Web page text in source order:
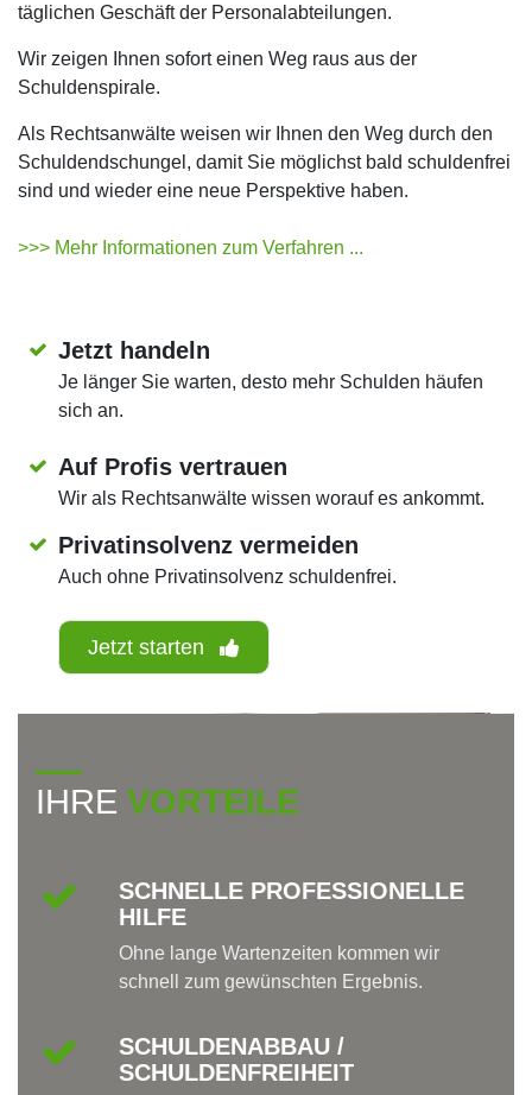
täglichen Geschäft der Personalabteilungen.
Wir zeigen Ihnen sofort einen Weg raus aus der
Schuldenspirale.
Als Rechtsanwälte weisen wir Ihnen den Weg durch den
Schuldendschungel, damit Sie möglichst bald schuldenfrei
sind und wieder eine neue Perspektive haben.
>>> Mehr Informationen zum Verfahren ...
Jetzt handeln
Je länger Sie warten, desto mehr Schulden häufen
sich an.
Auf Profis vertrauen
Wir als Rechtsanwälte wissen worauf es ankommt.
Privatinsolvenz vermeiden
Auch ohne Privatinsolvenz schuldenfrei.
Jetzt starten
IHRE VORTEILE
SCHNELLE PROFESSIONELLE
HILFE
Ohne lange Wartenzeiten kommen wir
schnell zum gewünschten Ergebnis.
SCHULDENABBAU /
SCHULDENFREIHEIT